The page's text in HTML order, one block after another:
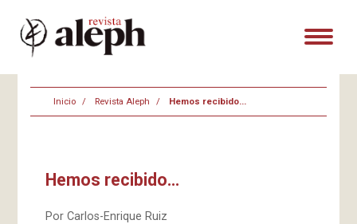
Inicio Revista Aleph Hemos recibido…
Hemos recibido…
Por Carlos-Enrique Ruiz